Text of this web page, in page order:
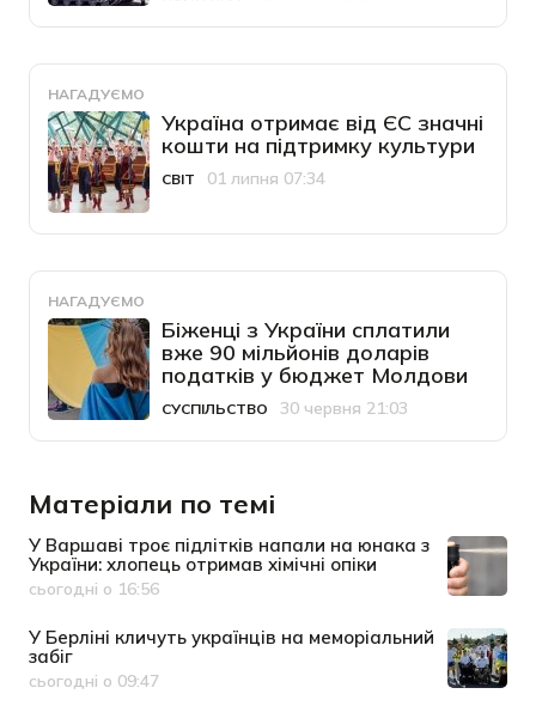
НАГАДУЄМО
Україна отримає від ЄС значні
кошти на підтримку культури
Категорія
СВІТ
Дата публікації
01 липня 07:34
НАГАДУЄМО
Біженці з України сплатили
вже 90 мільйонів доларів
податків у бюджет Молдови
Категорія
СУСПІЛЬСТВО
Дата публікації30 червня 21:03
Матеріали по темі
У Варшаві троє підлітків напали на юнака з
України: хлопець отримав хімічні опіки
Дата публікації
сьогодні о 16:56
У Берліні кличуть українців на меморіальний
забіг
Дата публікації
сьогодні о 09:47